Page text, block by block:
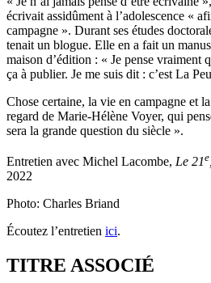
écrivait assidûment à l’adolescence «
campagne ». Durant ses études
tenait un blogue. Elle en a fait un
maison d’édition : « Je pense vraiment
ça à publier. Je me suis dit : c’est La
Chose certaine, la vie en campagne et
regard de Marie-Hélène Voyer, qui
sera la grande question du siècle ».
Entretien avec Michel Lacombe, Le 21e
2022
Photo: Charles Briand
Écoutez l’entretien ici.
TITRE ASSOCIÉ